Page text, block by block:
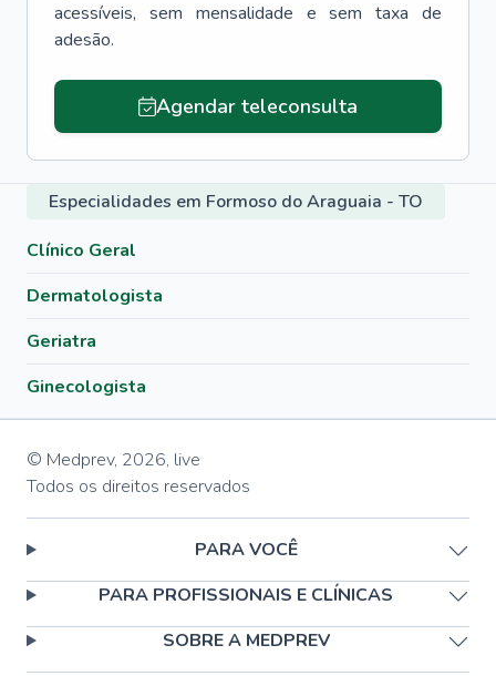
acessíveis, sem mensalidade e sem taxa de
adesão.
Agendar teleconsulta
Especialidades em Formoso do Araguaia - TO
Clínico Geral
Dermatologista
Geriatra
Ginecologista
© Medprev, 2026, live
Todos os direitos reservados
PARA VOCÊ
PARA PROFISSIONAIS E CLÍNICAS
SOBRE A MEDPREV